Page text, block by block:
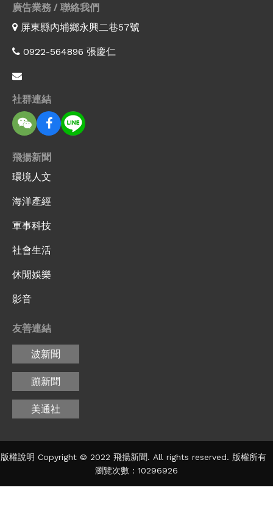
廣告業務 / 聯絡我們
屏東縣內埔鄉永興二巷57號
0922-564896 張慶仁
社群連結
飛揚新聞
環境人文
海洋產經
軍事科技
社會生活
休閒娛樂
影音
友善連結
波新聞
蹦新聞
美通社
版權說明 Copyright © 2022 飛揚新聞. All rights reserved. 版權所有
瀏覽次數：10296926